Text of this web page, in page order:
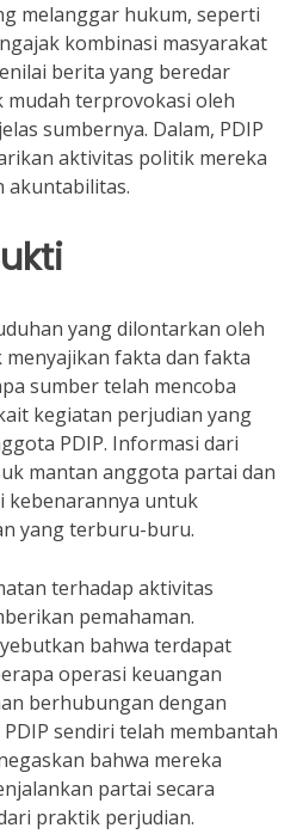
melanggar hukum, seperti
kombinasi masyarakat
berita yang beredar
terprovokasi oleh
sumbernya. Dalam, PDIP
aktivitas politik mereka
akuntabilitas.
yang dilontarkan oleh
fakta dan fakta
sumber telah mencoba
kegiatan perjudian yang
PDIP. Informasi dari
mantan anggota partai dan
kebenarannya untuk
yang terburu-buru.
terhadap aktivitas
pemahaman.
bahwa terdapat
operasi keuangan
berhubungan dengan
sendiri telah membantah
bahwa mereka
partai secara
praktik perjudian.